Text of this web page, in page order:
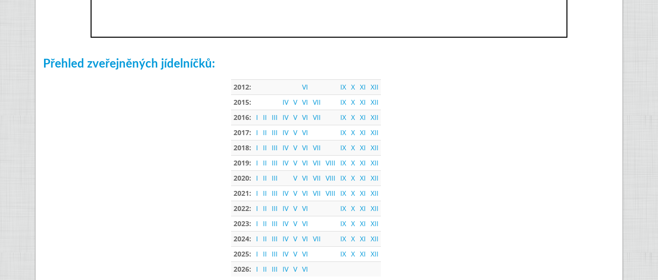
Přehled zveřejněných jídelníčků:
2012: VI IX X XI XII
2015:
IV V VI VII IX X XI XII
2016:
I II III IV V VI VII IX X XI XII
2017:
I II III IV V VI IX X XI XII
2018:
I II III IV V VI VII IX X XI XII
2019:
I II III IV V VI VII VIII IX X XI XII
2020:
I II III V VI VII VIII IX X XI XII
2021:
I II III IV V VI VII VIII IX X XI XII
2022:
I II III IV V VI IX X XI XII
2023:
I II III IV V VI IX X XI XII
2024:
I II III IV V VI VII IX X XI XII
2025:
I II III IV V VI IX X XI XII
2026:
I II III IV V VI